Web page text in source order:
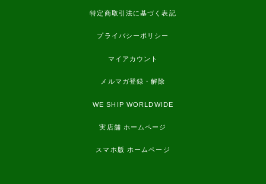
特定商取引法に基づく表記
プライバシーポリシー
マイアカウント
メルマガ登録・解除
WE SHIP WORLDWIDE
実店舗 ホームページ
スマホ版 ホームページ